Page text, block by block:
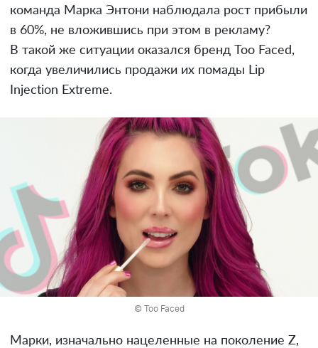
команда Марка Энтони наблюдала рост прибыли
в 60%, не вложившись при этом в рекламу?
В такой же ситуации оказался бренд Too Faced,
когда увеличились продажи их помады Lip
Injection Extreme.
© Too Faced
Марки, изначально нацеленные на поколение Z,